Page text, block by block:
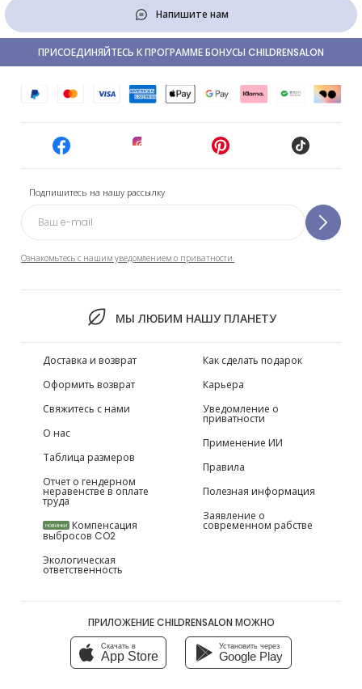
Напишите нам
Подпишитесь на нашу рассылку
Ознакомьтесь с нашим уведомлением о приватности.
МЫ ЛЮБИМ НАШУ ПЛАНЕТУ
ПРИСОЕДИНЯЙТЕСЬ К ПРОГРАММЕ БОНУСЫ CHILDRENSALON
Доставка и возврат
Оформить возврат
Свяжитесь с нами
О нас
Таблица размеров
Отчет о гендерном
неравенстве в оплате
труда
НОВИНКИ Компенсация
выбросов CO2
Экологическая
ответственность
Как сделать подарок
Карьера
Уведомление о
приватности
Применение ИИ
Правила
Полезная информация
Заявление о
современном рабстве
ПРИЛОЖЕНИЕ CHILDRENSALON МОЖНО
Скачать в
App Store
Установить через
Google Play